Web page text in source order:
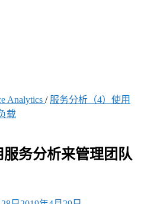
Analytics / 服务分析（4）使用
载
务分析来管理团队